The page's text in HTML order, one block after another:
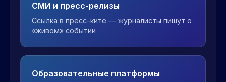
СМИ и пресс-релизы
Ссылка в пресс-ките — журналисты пишут о
«живом» событии
Образовательные платформы